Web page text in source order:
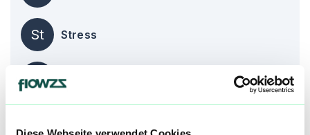
St Stress
Ko Kopfschmerzen